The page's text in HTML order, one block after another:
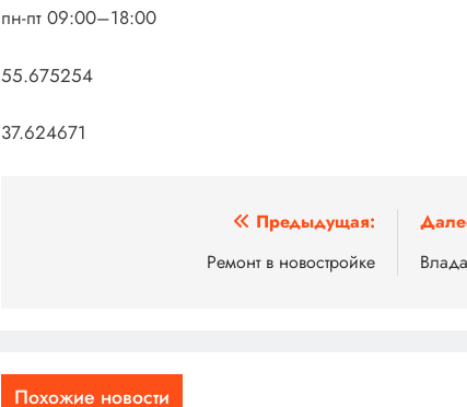
пн-пт 09:00–18:00
55.675254
37.624671
Предыдущая:
Ремонт в новостройке
Похожие новости